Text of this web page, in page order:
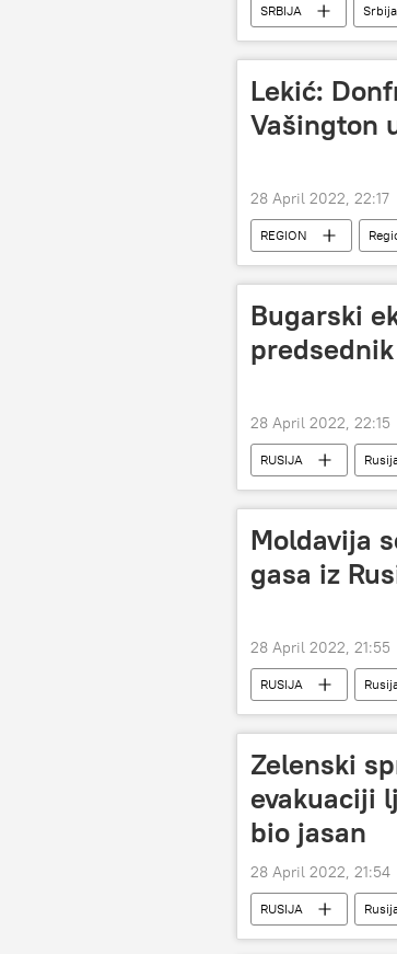
SRBIJA
električni automobil
Lekić:
Vašington
28 April 2022, 22:17
REGION
Bugarski
28 April 2022, 22:15
RUSIJA
Specijalna operacija u
Moldavija
gasa iz
28 April 2022, 21:55
RUSIJA
Zelenski
evakuaciji
bio jasan
28 April 2022, 21:54
RUSIJA
Vladimir Zelenski